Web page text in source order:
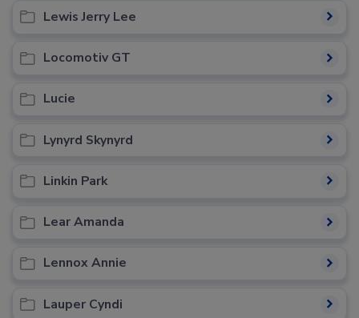
Lewis Jerry Lee
Locomotiv GT
Lucie
Lynyrd Skynyrd
Linkin Park
Lear Amanda
Lennox Annie
Lauper Cyndi